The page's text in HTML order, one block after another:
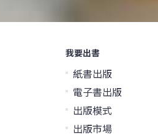
我要出書
紙書出版
電子書出版
出版模式
出版市場